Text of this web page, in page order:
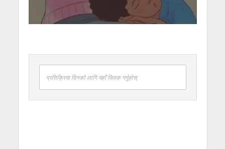
प्रतिक्रिया दिनको लागि यहाँ क्लिक गर्नुहोस्